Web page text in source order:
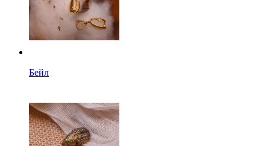
Бейл